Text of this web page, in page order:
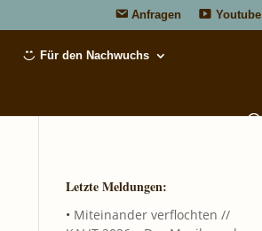
Anfragen Youtube
Für den Nachwuchs
Letzte Meldungen:
• Miteinander verflochten //